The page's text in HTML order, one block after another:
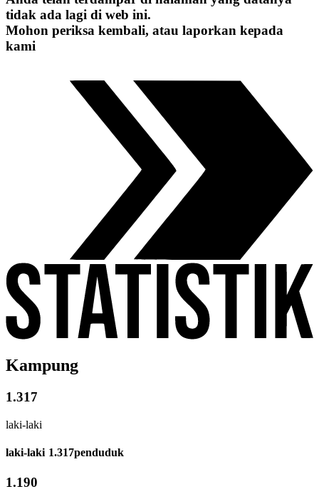
tidak ada lagi di web ini.
Mohon periksa kembali, atau laporkan kepada
kami
Kampung
1.317
laki-laki
laki-laki 1.317penduduk
1.190